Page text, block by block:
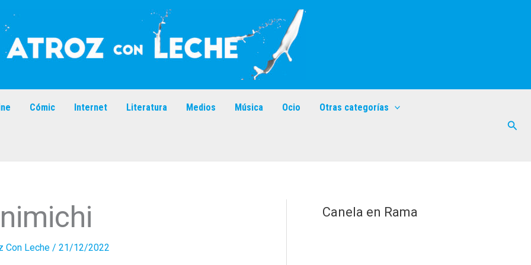
Cómic Internet Literatura Medios Música Ocio Otras categorías
Con Leche / 21/12/2022
Canela en Rama